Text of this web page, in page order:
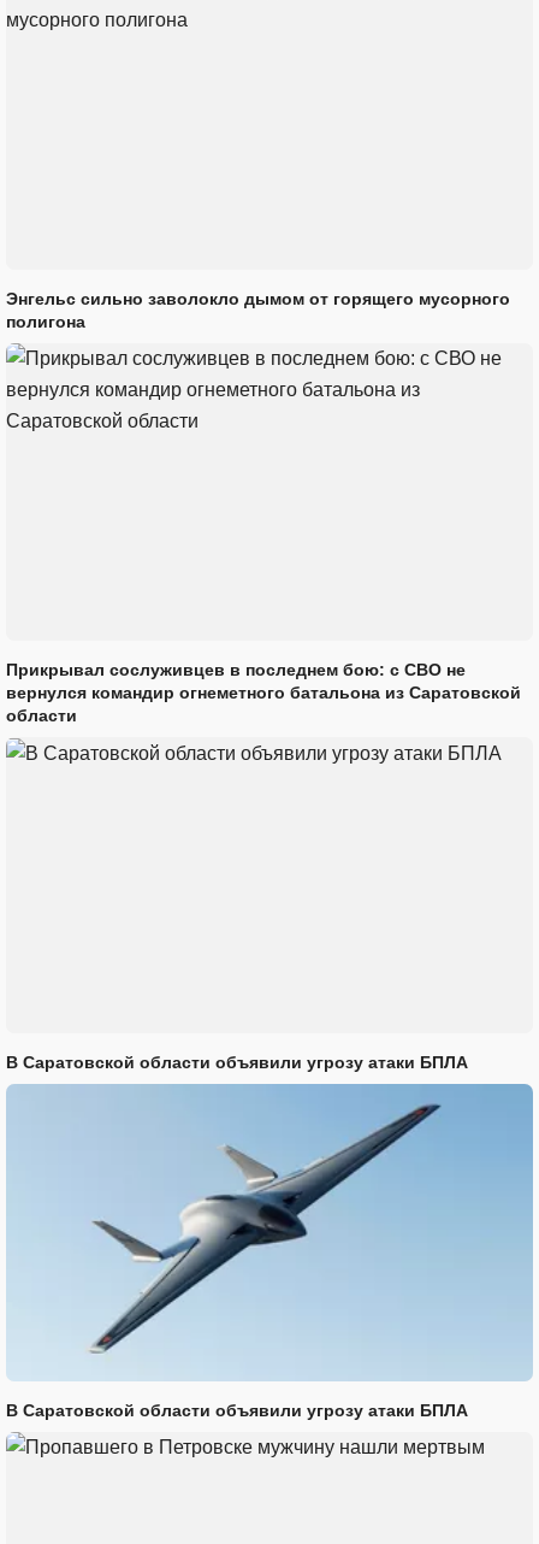
Энгельс сильно заволокло дымом от горящего мусорного
полигона
Прикрывал сослуживцев в последнем бою: с СВО не
вернулся командир огнеметного батальона из Саратовской
области
В Саратовской области объявили угрозу атаки БПЛА
В Саратовской области объявили угрозу атаки БПЛА